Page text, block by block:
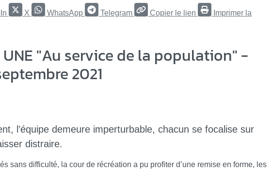
X WhatsApp Telegram Copier le lien
Imprimer la
"Au service de la population" -
2021
l’équipe demeure imperturbable, chacun se focalise sur
distraire.
sans difficulté, la cour de récréation a pu profiter d’une remise en forme, les